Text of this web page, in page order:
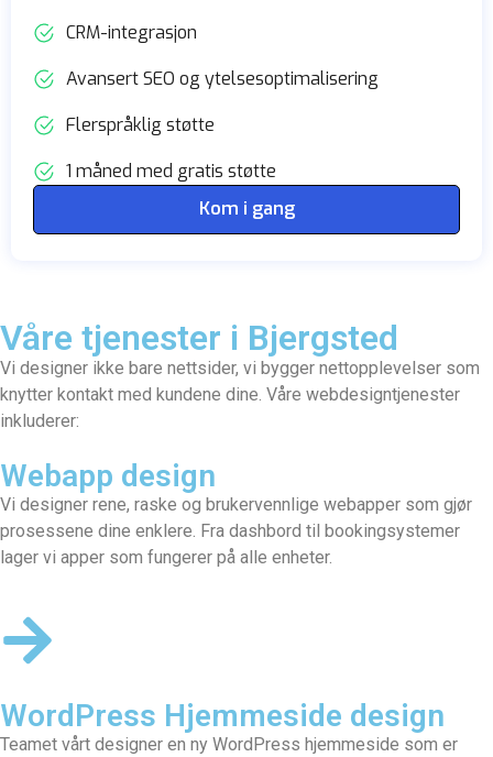
CRM-integrasjon
Avansert SEO og ytelsesoptimalisering
Flerspråklig støtte
1 måned med gratis støtte
Kom i gang
Våre tjenester i Bjergsted
Vi designer ikke bare nettsider, vi bygger nettopplevelser som
knytter kontakt med kundene dine. Våre webdesigntjenester
inkluderer:
Webapp design
Vi designer rene, raske og brukervennlige webapper som gjør
prosessene dine enklere. Fra dashbord til bookingsystemer
lager vi apper som fungerer på alle enheter.
WordPress Hjemmeside design
Teamet vårt designer en ny WordPress hjemmeside som er